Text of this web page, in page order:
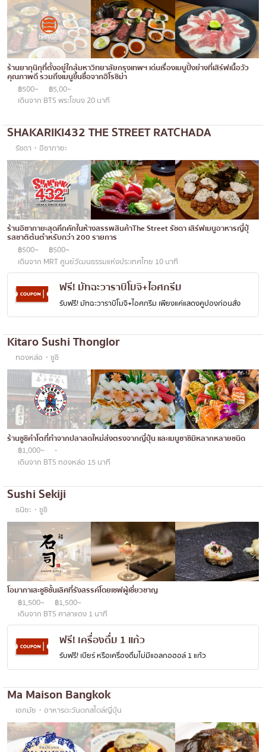
บุฟเฟต์
มิชลิน
สเต็ก
ของทอดเสียบไม้
หม้อไฟญี่ปุ่น
ร้านอาหารญี่ปุ่นแบบดั้งเดิม
ทาโกะยากิ
โอเด้ง/เมนูตุ๋นสไตล์ญี่ปุ่น
อาหารชุด/อาหารญี่ปุ่นสไตล์โฮมคุกกิ้ง
เบนโตะ/บริการส่งอาหารญี่ปุ่น
อุดมสุข
ศรีราชา
ไอคอนสยาม
เซ็นทรัลเวิลด์
นนทบุรี
เชียงใหม่
ลาดพร้าว
สมุทรปราการ
ปทุมธานี
สมุทรสาคร
ภูเก็ต
พัทยา
ธนิยะ
พระราม 3
พระราม4
อื่นๆ
ร้านยากุนิกุที่ตั้งอยู่ใกล้มหาวิทยาลัยกรุงเทพฯ เด่นเรื่องเมนูปิ้งย่างที่เสิร์ฟเนื้อวัว
คุณภาพดี รวมถึงเมนูขึ้นชื่อจากฮิโรชิม่า
฿500~
฿5,00~
เดินจาก BTS พระโขนง 20 นาที
SHAKARIKI432 THE STREET RATCHADA
รัชดา・อิซากายะ
ร้านอิซากายะสุดคึกคักในห้างสรรพสินค้าThe Street รัชดา เสิร์ฟเมนูอาหารญี่ปุ่
รสชาติต้นตำหรับกว่า 200 รายการ
฿500~
฿500~
เดินจาก MRT ศูนย์วัฒนธรรมแห่งประเทศไทย 10 นาที
ฟรี! มัทฉะวาราบิโมจิ+ไอศกรีม
รับฟรี! มัทฉะวาราบิโมจิ+ไอศกรีม เพียงแค่แสดงคูปองก่อนสั่ง
Kitaro Sushi Thonglor
ทองหล่อ・ซูชิ
ร้านซูชิคำโตที่ทำจากปลาสดใหม่ส่งตรงจากญี่ปุ่น และเมนูซาซิมิหลากหลายชนิด
฿1,000~
-
เดินจาก BTS ทองหล่อ 15 นาที
Sushi Sekiji
ธนิยะ・ซูชิ
โอมากาเสะซูชิชั้นเลิศที่รังสรรค์โดยเชฟผู้เชี่ยวชาญ
฿1,500~
฿1,500~
เดินจาก BTS ศาลาแดง 1 นาที
ฟรี! เครื่องดื่ม 1 แก้ว
รับฟรี! เบียร์ หรือเครื่องดื่มไม่มีแอลกอฮอล์ 1 แก้ว
Ma Maison Bangkok
เอกมัย・อาหารตะวันตกสไตล์ญี่ปุ่น